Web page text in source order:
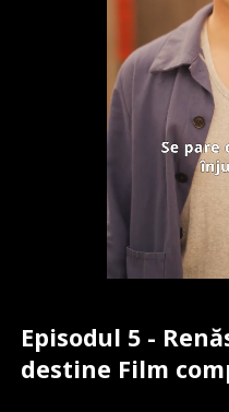
Episodul 5 -
destine Film